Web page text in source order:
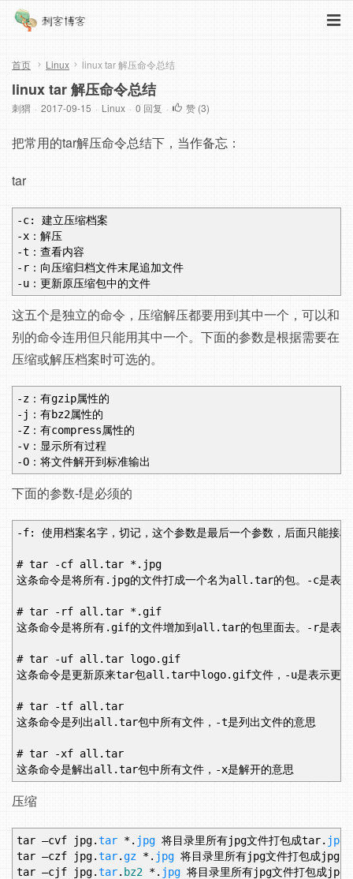
首页 Linux linux tar 解压命令总结
linux tar 解压命令总结
刺猬 · 2017-09-15 · Linux · 0 回复 · 赞 (3)
把常用的tar解压命令总结下，当作备忘：
tar
-c: 建立压缩档案
-x：解压
-t：查看内容
-r：向压缩归档文件末尾追加文件
-u：更新原压缩包中的文件
这五个是独立的命令，压缩解压都要用到其中一个，可以和
别的命令连用但只能用其中一个。下面的参数是根据需要在
压缩或解压档案时可选的。
-z：有gzip属性的
-j：有bz2属性的
-Z：有compress属性的
-v：显示所有过程
-O：将文件解开到标准输出
下面的参数-f是必须的
-f: 使用档案名字，切记，这个参数是最后一个参数，后面只能接档
# tar -cf all.tar *.jpg
这条命令是将所有.jpg的文件打成一个名为all.tar的包。-c是表示
# tar -rf all.tar *.gif
这条命令是将所有.gif的文件增加到all.tar的包里面去。-r是表示
# tar -uf all.tar logo.gif
这条命令是更新原来tar包all.tar中logo.gif文件，-u是表示更新
# tar -tf all.tar
这条命令是列出all.tar包中所有文件，-t是列出文件的意思
# tar -xf all.tar
这条命令是解出all.tar包中所有文件，-x是解开的意思
压缩
tar –cvf jpg.tar *. jpg 将目录里所有jpg文件打包成tar. jpg
tar –czf jpg.tar.gz *. jpg 将目录里所有jpg文件打包成jpg.
tar –cjf jpg.tar. bz2 *. jpg 将目录里所有jpg文件打包成jpg.